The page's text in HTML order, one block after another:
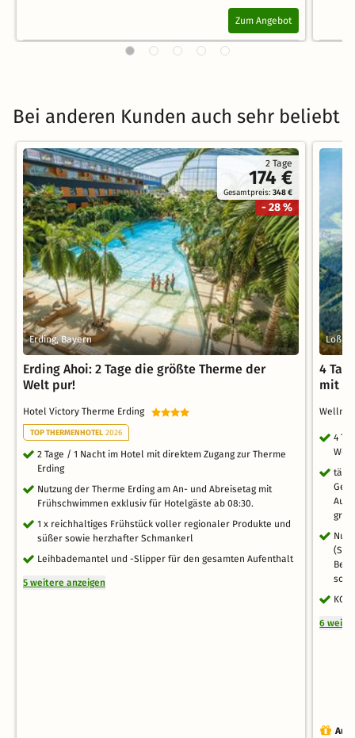
Zum Angebot
Bei anderen Kunden auch sehr beliebt
2 Tage
174 €
Gesamtpreis:348 €
- 28 %
Erding, Bayern
Erding Ahoi: 2 Tage die größte Therme der
Welt pur!
Hotel Victory Therme Erding
TOP THERMENHOTEL 2026
2 Tage / 1 Nacht im Hotel mit direktem Zugang zur Therme
Erding
Nutzung der Therme Erding am An- und Abreisetag mit
Frühschwimmen exklusiv für Hotelgäste ab 08:30.
1 x reichhaltiges Frühstück voller regionaler Produkte und
süßer sowie herzhafter Schmankerl
Leihbademantel und -Slipper für den gesamten Aufenthalt
5 weitere anzeigen
4
mit
4
6